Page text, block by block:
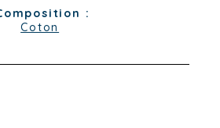
:
Coton